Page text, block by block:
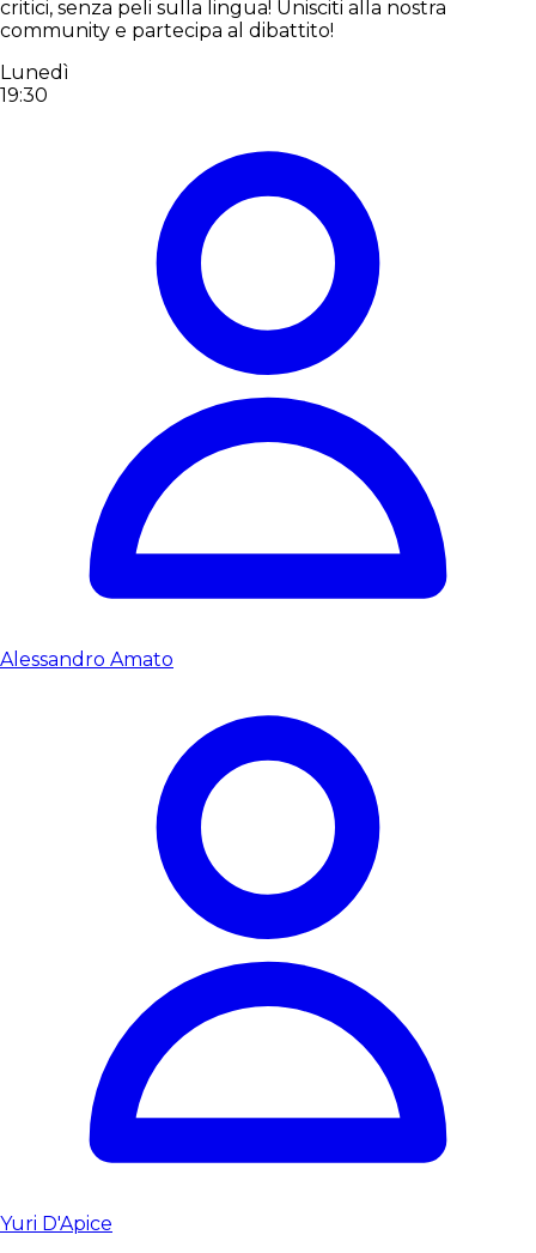
critici, senza peli sulla lingua! Unisciti alla nostra
community e partecipa al dibattito!
Lunedì
19:30
Alessandro Amato
Yuri D'Apice